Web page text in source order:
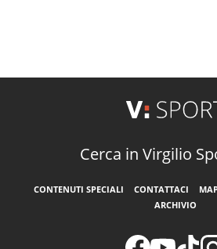
Cerca in Virgilio
CONTENUTI SPECIALI CONTATTACI
ARCHIVIO